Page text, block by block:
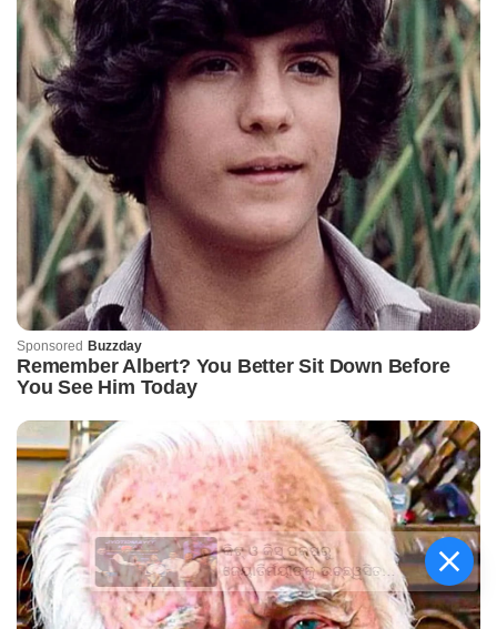
କିଟ୍‍ ଓ କିସ୍‍ ପକ୍ଷରୁ
ଜ୍ୟୋତିର୍ମୟୀଙ୍କୁ ଉଚ୍ଛ୍ୱସିତ
ସମ୍ବର୍ଦ୍ଧନା; ୫ଲକ୍ଷ ଟଙ୍କାର
ପ୍ରୋତ୍ସାହନ ରାଶି ପ୍ରଦାନ